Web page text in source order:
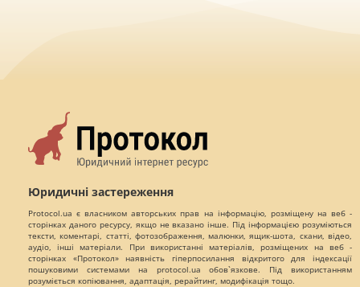
Юридичні застереження
Protocol.ua є власником авторських прав на інформацію, розміщену на веб -
сторінках даного ресурсу, якщо не вказано інше. Під інформацією розуміються
тексти, коментарі, статті, фотозображення, малюнки, ящик-шота, скани, відео,
аудіо, інші матеріали. При використанні матеріалів, розміщених на веб -
сторінках «Протокол» наявність гіперпосилання відкритого для індексації
пошуковими системами на protocol.ua обов`язкове. Під використанням
розуміється копіювання, адаптація, рерайтинг, модифікація тощо.